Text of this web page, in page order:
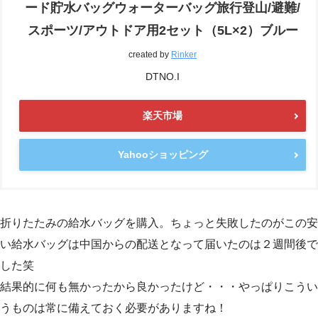
ード貯水バッグウォーターバッグ旅行登山/避難/
スポーツ/アウトドア用2セット（5L×2）ブルー
created by Rinker
DTNO.I
楽天市場
Yahooショッピング
折りたたみの給水バッグを購入。ちょっと失敗したのがこの安
い給水バッグは中国からの配送となって届いたのは２週間後で
した笑
結果的に何も無かったから良かったけど・・・やっぱりこうい
うものは常に備えておく必要がありますね！